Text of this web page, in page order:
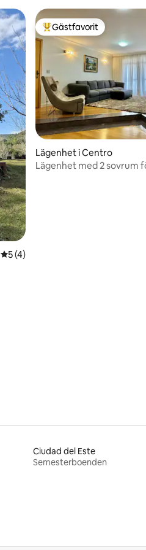
5 av 5 i genomsnittligt betyg, 4
5 (4)
Populär gästfavorit
Gästfavorit
Lägenhet i Centro
Lägenhet med 2 sovrum
Ciudad del Este
Semesterboenden